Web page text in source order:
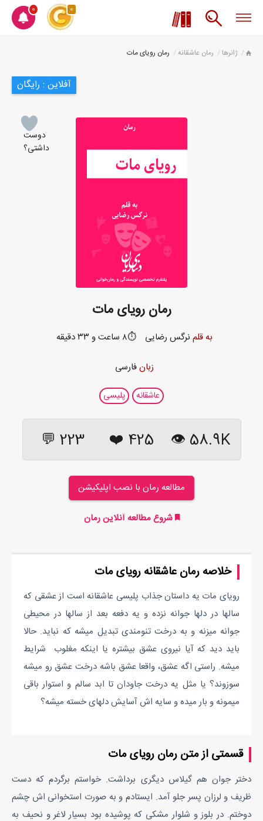
0 0
ژانرها رمان عاشقانه رمان رویای مات
آفلاین : رایگان
دوست
داشتی؟
رمان رویای مات
به قلم نرگس رضایی ⏱️۸ ساعت و ۳۳ دقیقه
زبانفارسی
عاشقانه پلیسی
58.9K 👁
425
❤️
223 💬
مطالعه رمان با نصب اپلیکیشن
شروع مطالعه آنلاین رمان
خلاصه رمان عاشقانه رویای مات
رویای مات یه داستان جذاب پلیسی عاشقانه است از عشقی که
سالها در دلها جوانه نزده و یه دفعه بعد از سالها در محیطی
جوانه میزنه و به درخت تنومندی تبدیل میشه که نباید. حالا
باید دید که آیا نیروی عشق بیشتره یا اینکه مغلوب شرایط
میشه. راستی اگه عشق، واقعا عشق باشه درخت عشق رو میشه
سوزوند؟ یا مثل یه درخت جاودان تا ابد سالم و استوار باقی
میمونه و بار میده و سایه اش آسایش دلهای خسته میشه؟
قسمتی از متن رمان رویای مات
دختر جوان هم گیلاس دیگری برداشت. خواستم برگردم که دست
ظریف و لرزان پسر جلو آمد. ایستادم و به صورت استخوانی اش چشم
دوختم. در بلوز و شلوار مشکی که پوشیده بود بسیار لاغر و نحیف به